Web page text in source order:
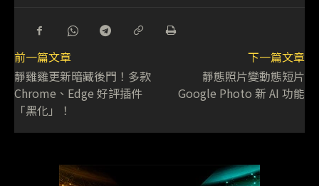
前一篇文章
靜雞雞更新暗藏後門！多款
Chrome、Edge 好評插件
「黑化」！
下一篇文章
靜態照片變動態短片
Google Photo 新 AI 功能